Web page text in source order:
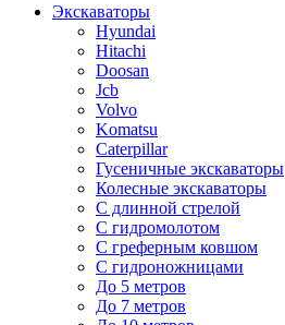
Экскаваторы
Hyundai
Hitachi
Doosan
Jcb
Volvo
Komatsu
Caterpillar
Гусеничные экскаваторы
Колесные экскаваторы
С длинной стрелой
С гидромолотом
С греферным ковшом
С гидроножницами
До 5 метров
До 7 метров